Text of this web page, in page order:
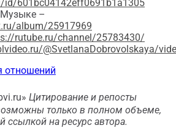
id/601bc04142eff0691b1a1305
–
album/25917969
rutube.ru/channel/25783430/
@SvetlanaDobrovolskaya/
отношений
Цитирование и репосты
только в полном объеме,
ссылкой на ресурс автора.